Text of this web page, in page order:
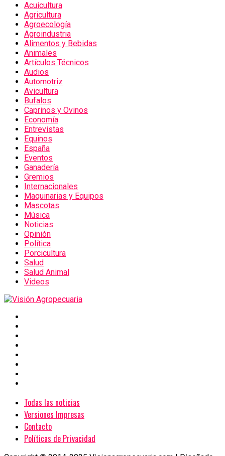
Acuicultura
Agricultura
Agroecología
Agroindustria
Alimentos y Bebidas
Animales
Artículos Técnicos
Audios
Automotriz
Avicultura
Bufalos
Caprinos y Ovinos
Economía
Entrevistas
Equinos
España
Eventos
Ganadería
Gremios
Internacionales
Maquinarias y Equipos
Mascotas
Música
Noticias
Opinión
Política
Porcicultura
Salud
Salud Animal
Videos
Todas las noticias
Versiones Impresas
Contacto
Políticas de Privacidad